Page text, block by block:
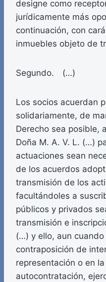
designe como
jurídicamente más
continuación, con
inmuebles objeto de
Segundo. (…)
Los socios acuerdan
solidariamente, de
Derecho sea posible,
Doña M. A. V. L. (…)
actuaciones sean
de los acuerdos
transmisión de los
facultándoles a
públicos y privados
transmisión e
(…) y ello, aun
contraposición de
representación o en
autocontratación,